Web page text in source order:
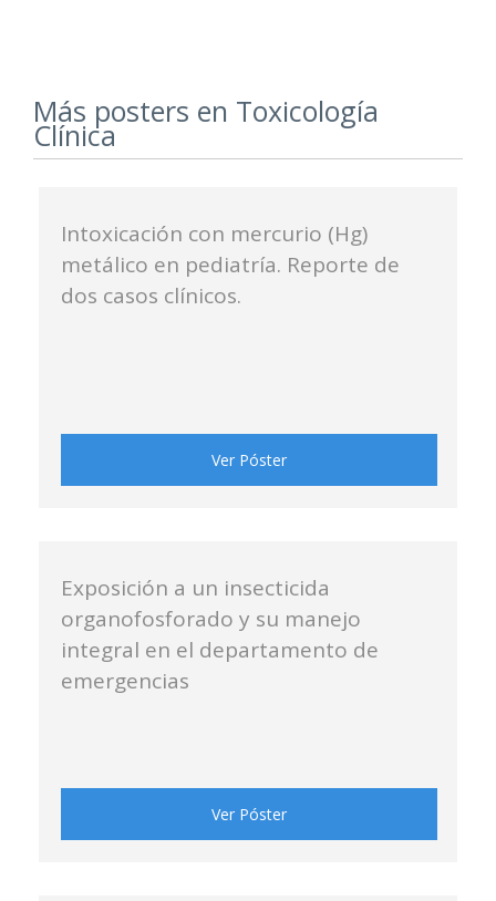
Más posters en Toxicología
Clínica
Intoxicación con mercurio (Hg)
metálico en pediatría. Reporte de
dos casos clínicos.
Ver Póster
Exposición a un insecticida
organofosforado y su manejo
integral en el departamento de
emergencias
Ver Póster